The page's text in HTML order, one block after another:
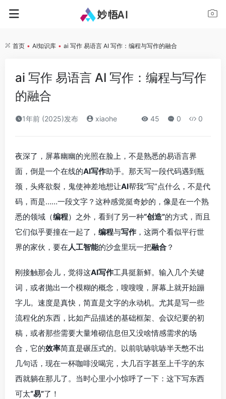
首页 • AI知识库 • ai 写作 易语言 AI 写作：编程与写作的融合
ai 写作 易语言 AI 写作：编程与写作
的融合
1年前 (2025)发布 xiaohe 45 0 0
夜深了，屏幕幽幽的光照在脸上，不是熟悉的易语言界
面，倒是一个在线的AI写作助手。那天写一段代码遇到瓶
颈，头疼欲裂，鬼使神差地想让AI帮我“写”点什么，不是代
码，而是……一段文字？这种感觉挺奇妙的，像是在一个熟
悉的领域（编程）之外，看到了另一种“创造”的方式，而且
它们似乎要撞在一起了， 编程与写作 ，这两个看似平行世
界的家伙，要在人工智能的沙盒里玩一把融合 ？
刚接触那会儿，觉得这AI写作工具挺新鲜。输入几个关键
词，或者抛出一个模糊的概念，嗖嗖嗖，屏幕上就开始蹦
字儿。速度是真快，简直是文字的永动机。尤其是写一些
流程化的东西，比如产品描述的基础框架、会议纪要的初
稿，或者那些需要大量堆砌信息但又没啥情感需求的场
合，它的效率简直是碾压式的。以前吭哧吭哧半天憋不出
几句话，现在一杯咖啡没喝完，大几百字甚至上千字的东
西就躺在那儿了。当时心里小小惊呼了一下：这下写东西
可太“易”了！